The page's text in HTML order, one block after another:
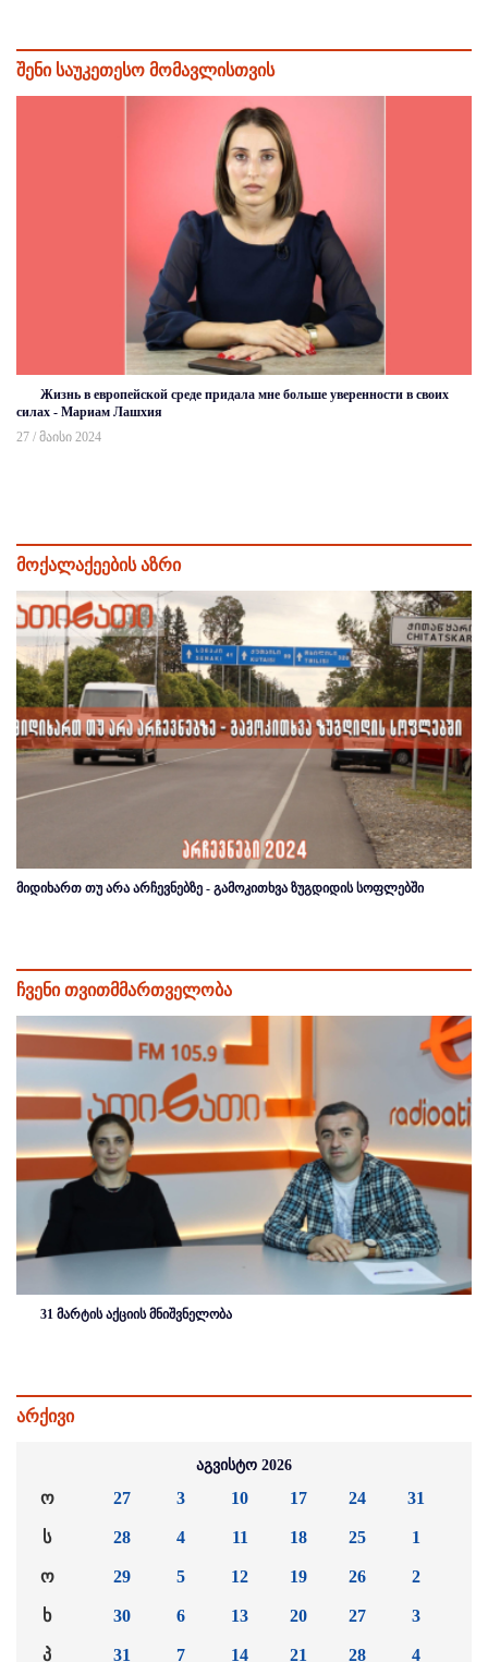
შენი საუკეთესო მომავლისთვის
Жизнь в европейской среде придала мне больше уверенности в своих
силах - Мариам Лашхия
27 / მაისი 2024
მოქალაქეების აზრი
მიდიხართ თუ არა არჩევნებზე - გამოკითხვა ზუგდიდის სოფლებში
ჩვენი თვითმმართველობა
31 მარტის აქციის მნიშვნელობა
არქივი
აგვისტო 2026
ო
ს
ო
ხ
პ
27
28
29
30
31
3
4
5
6
7
10
11
12
13
14
17
18
19
20
21
24
25
26
27
28
31
1
2
3
4